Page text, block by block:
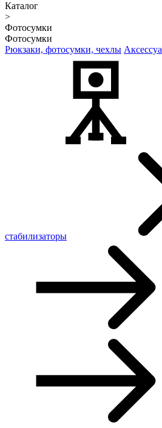
Каталог
>
Фотосумки
Фотосумки
Рюкзаки, фотосумки, чехлы
стабилизаторы